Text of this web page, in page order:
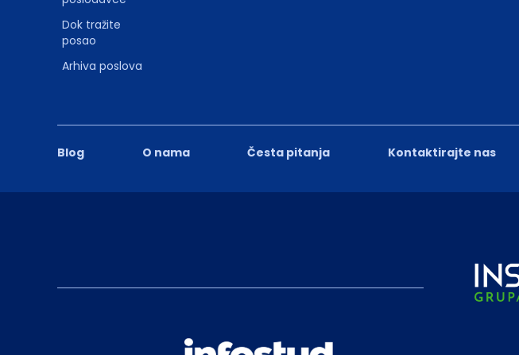
Blog O nama Česta pitanja Kontaktirajte nas
Dok tražite
posao
Arhiva poslova